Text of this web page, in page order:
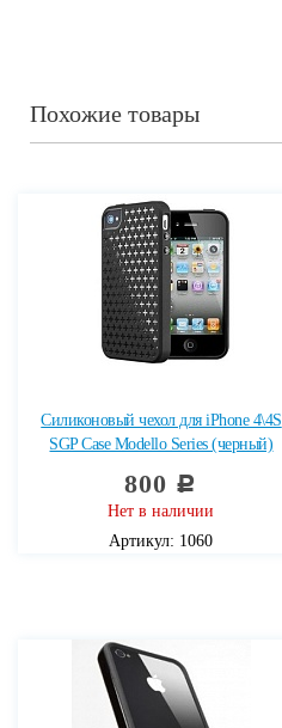
Похожие товары
Силиконовый чехол для iPhone 4\4S
SGP Case Modello Series (черный)
800 c
Нет в наличии
Артикул: 1060